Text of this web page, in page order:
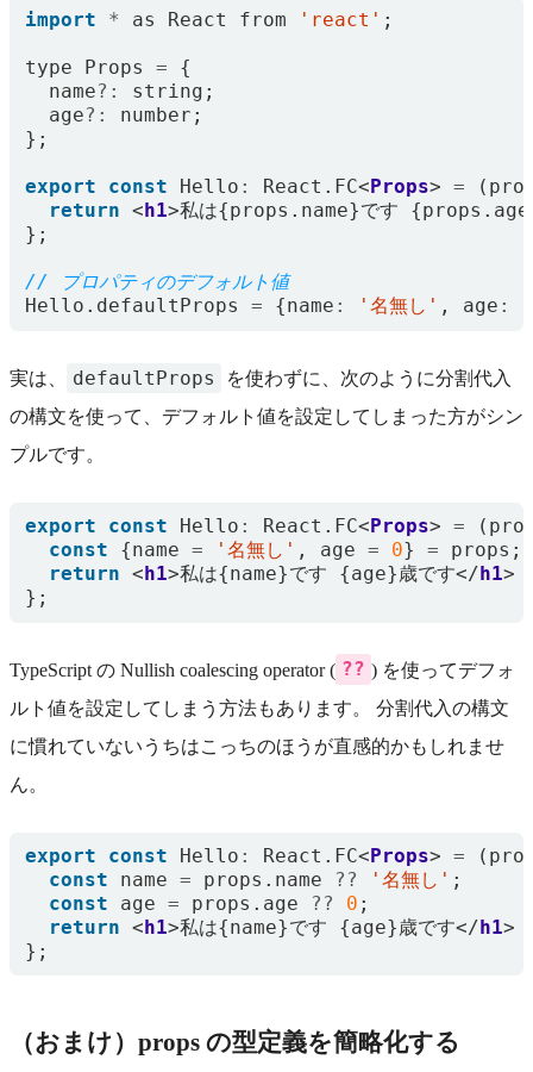
import * as React from 'react' ;
type Props =
{
name?: string ;
age?: number ;
};
export const Hello : React . FC< Props> = (
return < h1>私は{props . name}です {props . age
};
Hello . defaultProps = {name : '名無し' , age :
実は、 defaultProps
を使わずに、次のように分割代入
の構文を使って、デフォルト値を設定してしまった方がシン
プルです。
export const Hello : React . FC< Props> = (
const
{name = '名無し' , age = 0} = props ;
return < h1>私は{name}です {age}歳です</ h1>
};
TypeScript の Nullish coalescing operator ( ?? ) を使ってデフォ
ルト値を設定してしまう方法もあります。 分割代入の構文
に慣れていないうちはこっちのほうが直感的かもしれませ
ん。
export const Hello : React . FC<Props> = (
const
name = props . name ?? '名無し' ;
const
age = props . age ?? 0 ;
return <h1>私は{name}です {age}歳です</h1>
};
（おまけ）props の型定義を簡略化する